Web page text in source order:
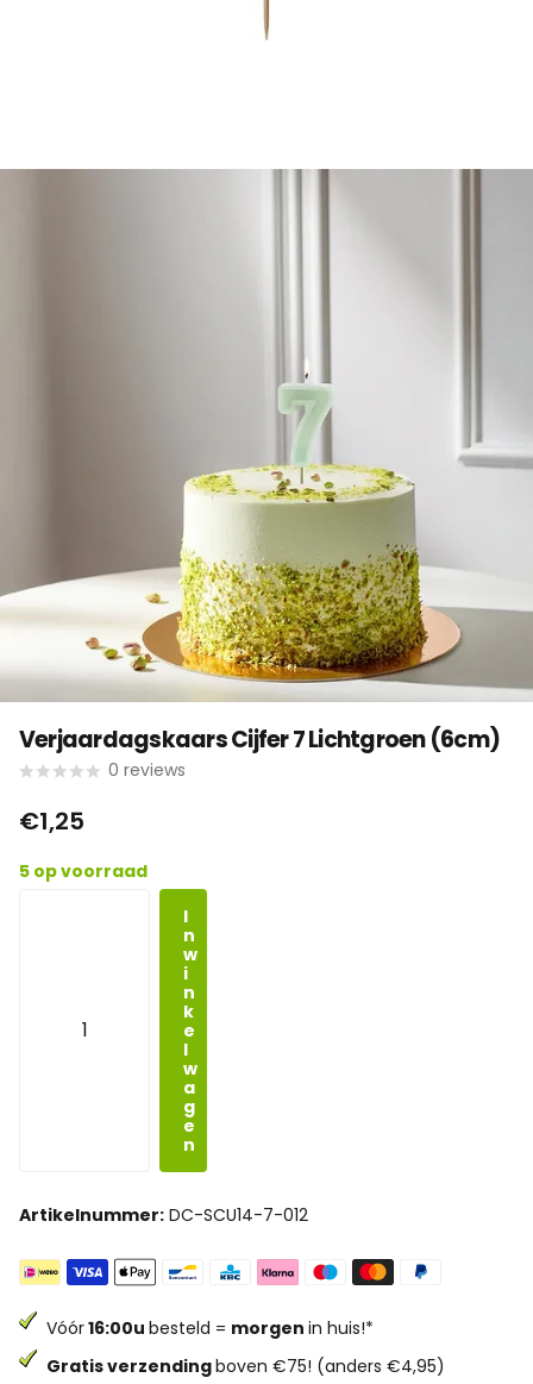
Verjaardagskaars Cijfer 7 Lichtgroen (6cm)
0 reviews
€1,25
5 op voorraad
I
n
w
i
n
k
e
l
w
a
g
e
n
Artikelnummer: DC-SCU14-7-012
Vóór16:00u besteld = morgen in huis!*
Gratis verzendingboven €75! (anders €4,95)